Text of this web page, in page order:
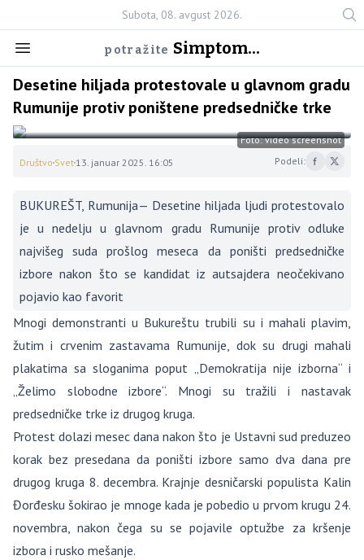
Subota, 08. avgust 2026.
potražite Simptom...
Desetine hiljada protestovale u glavnom gradu
Rumunije protiv poništene predsedničke trke
Foto: video screenshot
Društvo Svet 13. januar 2025. 16:05 Podeli:
BUKUREŠT, Rumunija— Desetine hiljada ljudi protestovalo
je u nedelju u glavnom gradu Rumunije protiv odluke
najvišeg suda prošlog meseca da poništi predsedničke
izbore nakon što se kandidat iz autsajdera neočekivano
pojavio kao favorit
Mnogi demonstranti u Bukureštu trubili su i mahali plavim,
žutim i crvenim zastavama Rumunije, dok su drugi mahali
plakatima sa sloganima poput „Demokratija nije izborna“ i
„Želimo slobodne izbore“. Mnogi su tražili i nastavak
predsedničke trke iz drugog kruga.
Protest dolazi mesec dana nakon što je Ustavni sud preduzeo
korak bez presedana da poništi izbore samo dva dana pre
drugog kruga 8. decembra. Krajnje desničarski populista Kalin
Đorđesku šokirao je mnoge kada je pobedio u prvom krugu 24.
novembra, nakon čega su se pojavile optužbe za kršenje
izbora i rusko mešanje.